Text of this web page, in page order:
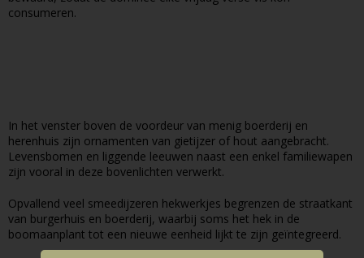
consumeren.
In het venster boven de voordeur van menig boerderij en
herenhuis zijn ornamenten van gietijzer of hout aangebracht.
Levensbomen en liggende leeuwen naast een enkel familiewapen
zijn vooral in deze bovenlichten verwerkt.
Opvallend veel smeedijzeren hekwerkjes begrenzen de straatkant
van burgerhuis en boerderij, waarbij soms het hek in de
boomaanplant tot een nieuwe eenheid lijkt te zijn geïntegreerd.